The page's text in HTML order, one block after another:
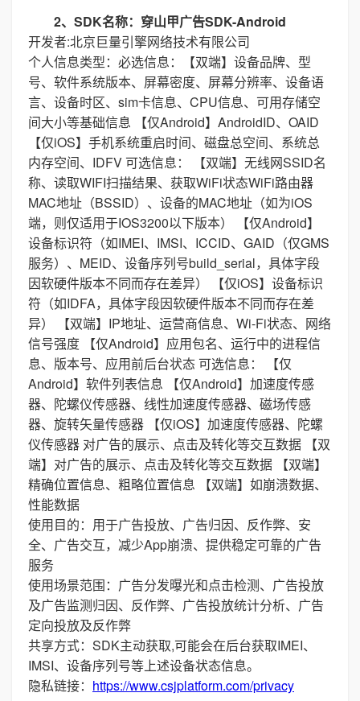
2、SDK名称：穿山甲广告SDK-Android
开发者:北京巨量引擎网络技术有限公司
个人信息类型：必选信息：【双端】设备品牌、型
号、软件系统版本、屏幕密度、屏幕分辨率、设备语
言、设备时区、sim卡信息、CPU信息、可用存储空
间大小等基础信息 【仅Android】AndroidID、OAID
【仅iOS】手机系统重启时间、磁盘总空间、系统总
内存空间、IDFV 可选信息： 【双端】无线网SSID名
称、读取WIFI扫描结果、获取WiFi状态WiFi路由器
MAC地址（BSSID）、设备的MAC地址（如为iOS
端，则仅适用于IOS3200以下版本） 【仅Android】
设备标识符（如IMEI、IMSI、ICCID、GAID（仅GMS
服务）、MEID、设备序列号build_serial，具体字段
因软硬件版本不同而存在差异） 【仅iOS】设备标识
符（如IDFA，具体字段因软硬件版本不同而存在差
异） 【双端】IP地址、运营商信息、Wi-Fi状态、网络
信号强度 【仅Android】应用包名、运行中的进程信
息、版本号、应用前后台状态 可选信息： 【仅
Android】软件列表信息 【仅Android】加速度传感
器、陀螺仪传感器、线性加速度传感器、磁场传感
器、旋转矢量传感器 【仅iOS】加速度传感器、陀螺
仪传感器 对广告的展示、点击及转化等交互数据 【双
端】对广告的展示、点击及转化等交互数据 【双端】
精确位置信息、粗略位置信息 【双端】如崩溃数据、
性能数据
使用目的：用于广告投放、广告归因、反作弊、安
全、广告交互，减少App崩溃、提供稳定可靠的广告
服务
使用场景范围：广告分发曝光和点击检测、广告投放
及广告监测归因、反作弊、广告投放统计分析、广告
定向投放及反作弊
共享方式：SDK主动获取,可能会在后台获取IMEI、
IMSI、设备序列号等上述设备状态信息。
隐私链接： https://www.csjplatform.com/privacy